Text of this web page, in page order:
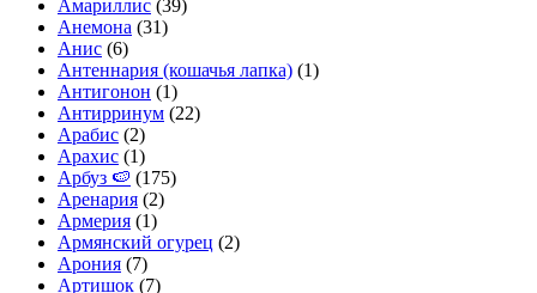
Амариллис (39)
Анемона (31)
Анис (6)
Антеннария (кошачья лапка) (1)
Антигонон (1)
Антирринум (22)
Арабис (2)
Арахис (1)
Арбуз 🍉 (175)
Аренария (2)
Армерия (1)
Армянский огурец (2)
Арония (7)
Артишок (7)